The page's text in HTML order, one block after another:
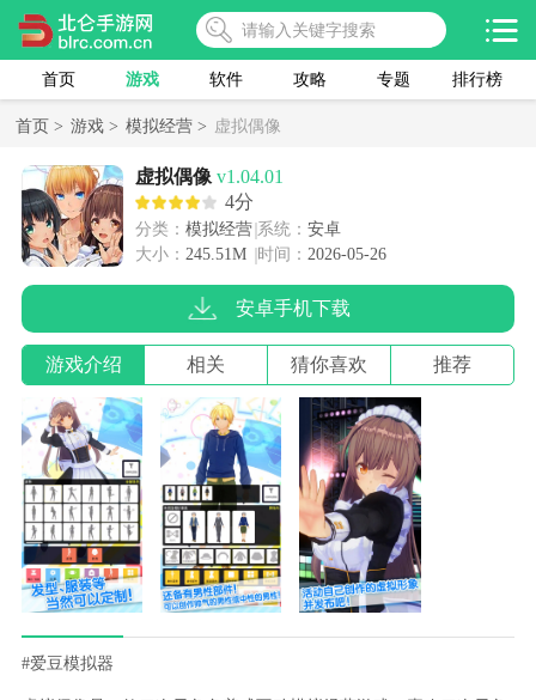
首页 游戏 软件 攻略 专题 排行榜
首页 > 游戏 > 模拟经营 > 虚拟偶像
虚拟偶像 v1.04.01
4分
分类： 模拟经营 系统： 安卓
大小： 245.51M 时间： 2026-05-26
安卓手机下载
游戏介绍 相关 猜你喜欢 推荐
#爱豆模拟器